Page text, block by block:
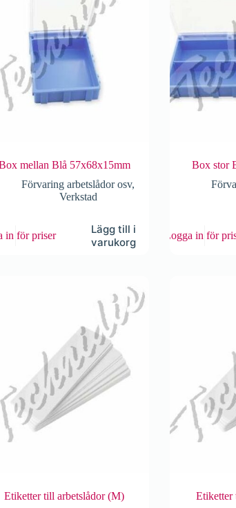
mellan Blå 57x68x15mm
Förvaring arbetslådor osv,
Verkstad
in för priser
Lägg till i
varukorg
Box stor
Logga in för
Etiketter till arbetslådor (M)
Etiketter